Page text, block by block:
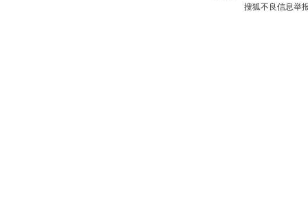
搜狐不良信息举